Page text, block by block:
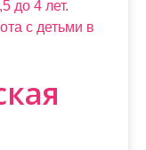
до 4 лет.
с детьми в